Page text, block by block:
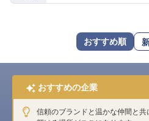
転職サポートに
採用をお考えの企
おすすめ順
おすすめの企業
信頼のブランドと温かな仲間と共